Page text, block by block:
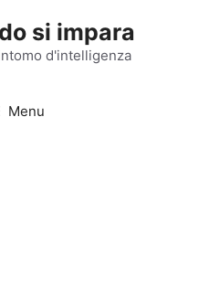
si impara
d'intelligenza
Menu